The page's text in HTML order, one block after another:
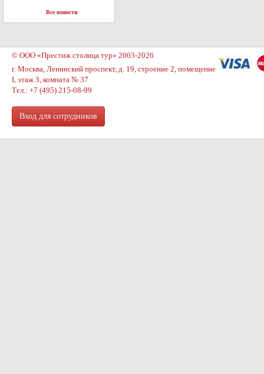
Все новости
© ООО «Престиж столица тур» 2003-2026
г. Москва, Ленинский проспект, д. 19, строение 2, помещение
I, этаж 3, комната № 37
Тел.: +7 (495) 215-08-99
Вход для сотрудников